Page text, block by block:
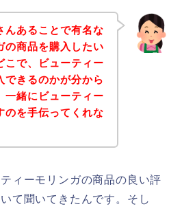
んあることで有名な
の商品を購入したい
こで、ビューティー
できるのかが分から
一緒にビューティー
のを手伝ってくれな
ィーモリンガの商品の良い評
て聞いてきたんです。そし